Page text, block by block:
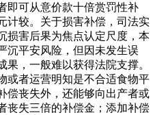
即可从意价款十倍赏罚性补
计较。关于损害补偿，司法实
损害后果为焦点认定尺度，本
沉平安风险，但因未发生误
，一般难以获得法院支撑。
或者运营明知是不合适食物平
偿丧失外，还能够向出产者或
丧失三倍的补偿金；添加补偿